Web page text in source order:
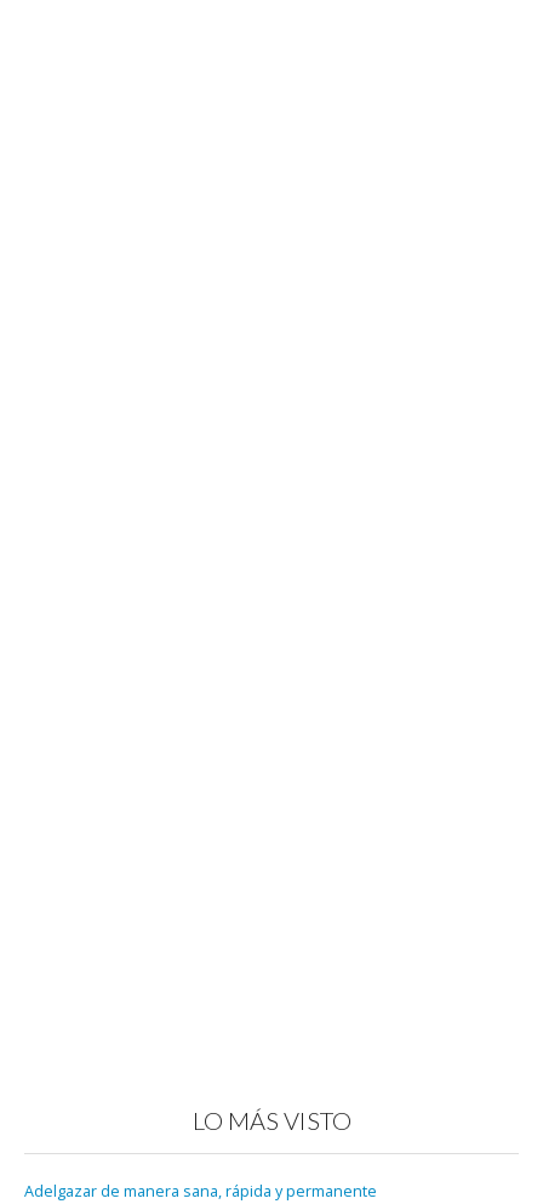
LO MÁS VISTO
Adelgazar de manera sana, rápida y permanente